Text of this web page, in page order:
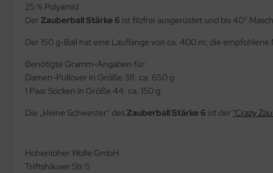
25 % Polyamid
Der Zauberball Stärke 6 ist filzfrei ausgerüstet und bis 40°
Der 150 g-Ball hat eine Lauflänge von ca. 400 m; die
Benötigte Gramm-Angaben für:
Damen-Pullover in Größe 38: ca. 650 g
1 Paar Socken in Größe 44: ca. 150 g.
Die „kleine Schwester“ desZauberball Stärke 6 ist der "Crazy
Hohenloher Wolle GmbH
Triftshäuser Str.5